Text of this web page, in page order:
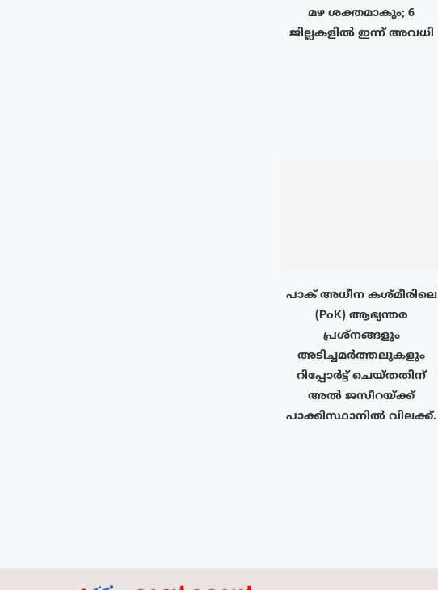
മഴ ശക്തമാകും; 6
ജില്ലകളിൽ ഇന്ന് അവധി
പാക് അധീന കശ്മീരിലെ
(PoK) ആഭ്യന്തര
പ്രശ്നങ്ങളും
അടിച്ചമർത്തലുകളും
റിപ്പോർട്ട് ചെയ്തതിന്
അൽ ജസീറയ്‌ക്ക്
പാക്കിസ്ഥാനിൽ വിലക്ക്.